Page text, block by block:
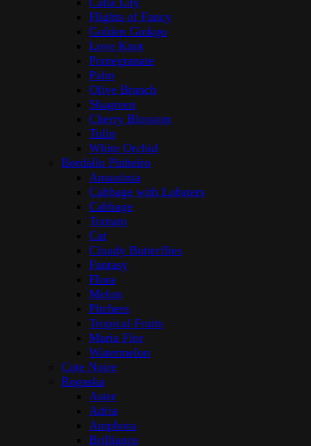
Flights of Fancy
Golden Ginkgo
Love Knot
Pomegranate
Palm
Olive Branch
Shagreen
Cherry Blossom
Tulip
White Orchid
Bordallo Pinheiro
Amazōnia
Cabbage with Lobsters
Cabbage
Tomato
Cat
Cloudy Butterflies
Fantasy
Flora
Melon
Pitchers
Tropical Fruits
Maria Flor
Watermelon
Cote Noire
Rogaska
Aster
Adria
Amphora
Brilliance